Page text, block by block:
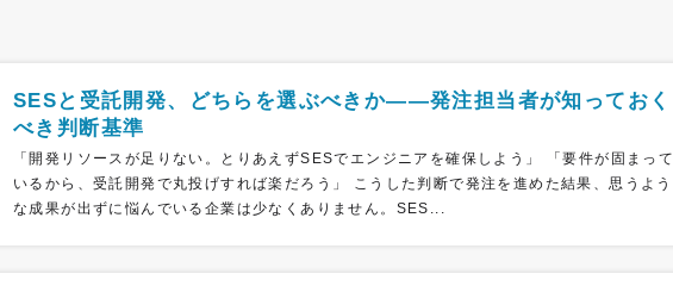
SESと受託開発、どちらを選ぶべきか――発注担当者が知っておく
べき判断基準
「開発リソースが足りない。とりあえずSESでエンジニアを確保しよう」 「要件が固まって
いるから、受託開発で丸投げすれば楽だろう」 こうした判断で発注を進めた結果、思うよう
な成果が出ずに悩んでいる企業は少なくありません。SES...